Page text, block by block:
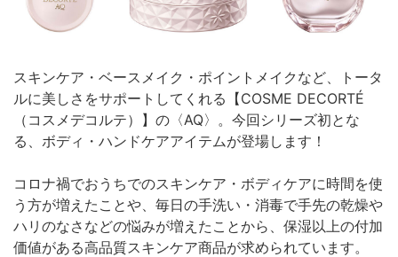
スキンケア・ベースメイク・ポイントメイクなど、トータ
ルに美しさをサポートしてくれる【COSME DECORTÉ
（コスメデコルテ）】の〈AQ〉。今回シリーズ初とな
る、ボディ・ハンドケアアイテムが登場します！
コロナ禍でおうちでのスキンケア・ボディケアに時間を使
う方が増えたことや、毎日の手洗い・消毒で手先の乾燥や
ハリのなさなどの悩みが増えたことから、保湿以上の付加
価値がある高品質スキンケア商品が求められています。